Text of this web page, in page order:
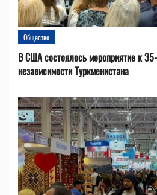
Общество
В США состоялось мероприятие к
независимости Туркменистана